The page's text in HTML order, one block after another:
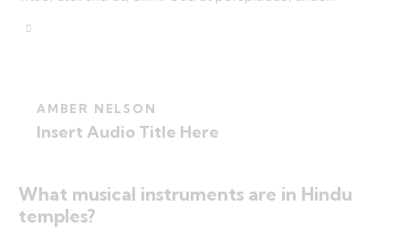
AMBER NELSON
Insert Audio Title Here
What musical instruments are in Hindu
temples?